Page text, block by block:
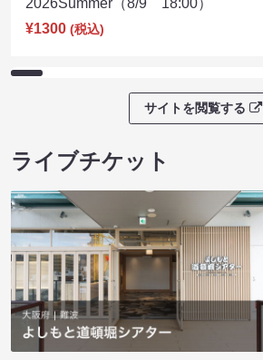
2026Summer（8/9 18:00）
¥1300 (税込)
サイトを閲覧する
ライブチケット